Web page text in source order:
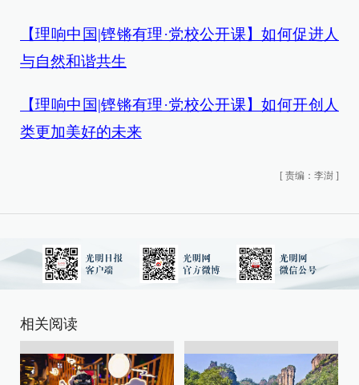
【理响中国|铿锵有理·党校公开课】如何促进人
与自然和谐共生
【理响中国|铿锵有理·党校公开课】如何开创人
类更加美好的未来
[ 责编：李澍 ]
相关阅读